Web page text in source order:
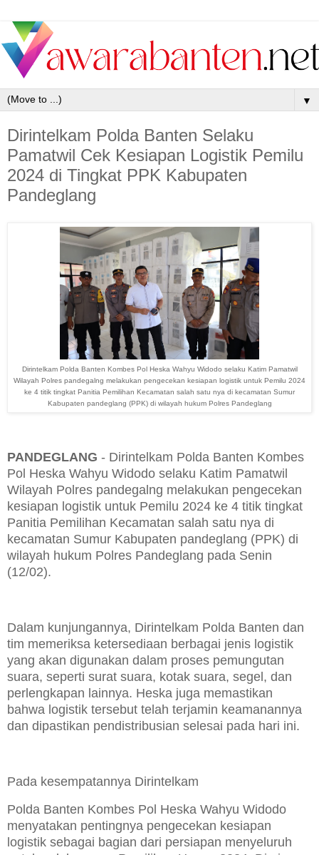
▼
Dirintelkam Polda Banten Selaku
Pamatwil Cek Kesiapan Logistik Pemilu
2024 di Tingkat PPK Kabupaten
Pandeglang
Dirintelkam Polda Banten Kombes Pol Heska Wahyu Widodo selaku Katim Pamatwil
Wilayah Polres pandegalng melakukan pengecekan kesiapan logistik untuk Pemilu 2024
ke 4 titik tingkat Panitia Pemilihan Kecamatan salah satu nya di kecamatan Sumur
Kabupaten pandeglang (PPK) di wilayah hukum Polres Pandeglang
PANDEGLANG - Dirintelkam Polda Banten Kombes
Pol Heska Wahyu Widodo selaku Katim Pamatwil
Wilayah Polres pandegalng melakukan pengecekan
kesiapan logistik untuk Pemilu 2024 ke 4 titik tingkat
Panitia Pemilihan Kecamatan salah satu nya di
kecamatan Sumur Kabupaten pandeglang (PPK) di
wilayah hukum Polres Pandeglang pada Senin
(12/02).
Dalam kunjungannya, Dirintelkam Polda Banten dan
tim memeriksa ketersediaan berbagai jenis logistik
yang akan digunakan dalam proses pemungutan
suara, seperti surat suara, kotak suara, segel, dan
perlengkapan lainnya. Heska juga memastikan
bahwa logistik tersebut telah terjamin keamanannya
dan dipastikan pendistribusian selesai pada hari ini.
Pada kesempatannya Dirintelkam
Polda Banten Kombes Pol Heska Wahyu Widodo
menyatakan pentingnya pengecekan kesiapan
logistik sebagai bagian dari persiapan menyeluruh